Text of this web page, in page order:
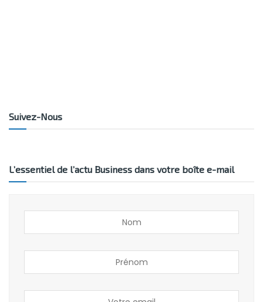
Suivez-Nous
L’essentiel de l’actu Business dans votre boîte e-mail